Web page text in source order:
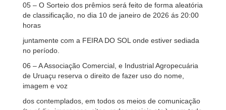
05 – O Sorteio dos prêmios será feito de forma aleatória
de classificação, no dia 10 de janeiro de 2026 ás 20:00
horas
juntamente com a FEIRA DO SOL onde estiver sediada
no período.
06 – A Associação Comercial, e Industrial Agropecuária
de Uruaçu reserva o direito de fazer uso do nome,
imagem e voz
dos contemplados, em todos os meios de comunicação